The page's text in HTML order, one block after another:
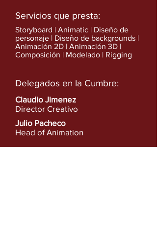
Servicios que presta:
Storyboard | Animatic | Diseño de
personaje | Diseño de backgrounds |
Animación 2D | Animación 3D |
Composición | Modelado | Rigging
Delegados en la Cumbre:
Claudio Jimenez
Director Creativo
Julio Pacheco
Head of Animation